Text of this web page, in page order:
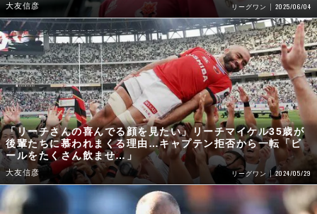
大友信彦 リーグワン 2025/06/04
「リーチさんの喜んでる顔を見たい」リーチマイケル35歳が
後輩たちに慕われまくる理由…キャプテン拒否から一転「ビ
ールをたくさん飲ませ…」
大友信彦 リーグワン 2024/05/29